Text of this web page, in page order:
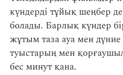
күндерді тұйық шеңбер
болады. Барлық күндер
жұтым таза ауа мен дүние
туыстарың мен
бес минут қана.